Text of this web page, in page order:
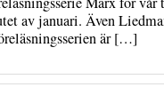
av januari. Även
är […]